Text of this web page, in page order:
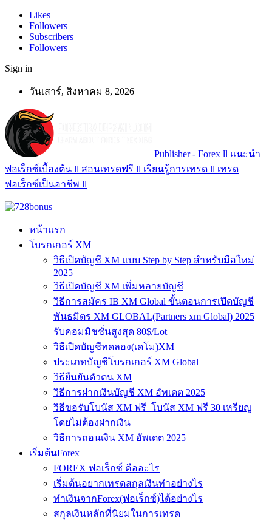
Likes
Followers
Subscribers
Followers
Sign in
วันเสาร์, สิงหาคม 8, 2026
Publisher - Forex ll แนะนำ
ฟอเร็กซ์เบื้องต้น ll สอนเทรดฟรี ll เรียนรู้การเทรด ll เทรด
ฟอเร็กซ์เป็นอาชีพ ll
หน้าแรก
โบรกเกอร์ XM
วิธีเปิดบัญชี XM แบบ Step by Step สำหรับมือใหม่
2025
วิธีเปิดบัญชี XM เพิ่มหลายบัญชี
วิธีการสมัคร IB XM Global ขั้นตอนการเปิดบัญชี
พันธมิตร XM GLOBAL(Partners xm Global) 2025
รับคอมมิชชั่นสูงสุด 80$/Lot
วิธีเปิดบัญชีทดลอง(เดโม)XM
ประเภทบัญชีโบรกเกอร์ XM Global
วิธียืนยันตัวตน XM
วิธีการฝากเงินบัญชี XM อัพเดต 2025
วิธีขอรับโบนัส XM ฟรี โบนัส XM ฟรี 30 เหรียญ
โดยไม่ต้องฝากเงิน
วิธีการถอนเงิน XM อัพเดต 2025
เริ่มต้นForex
FOREX ฟอเร็กซ์ คืออะไร
เริ่มต้นอยากเทรดสกุลเงินทำอย่างไร
ทำเงินจากForex(ฟอเร็กซ์)ได้อย่างไร
สกุลเงินหลักที่นิยมในการเทรด